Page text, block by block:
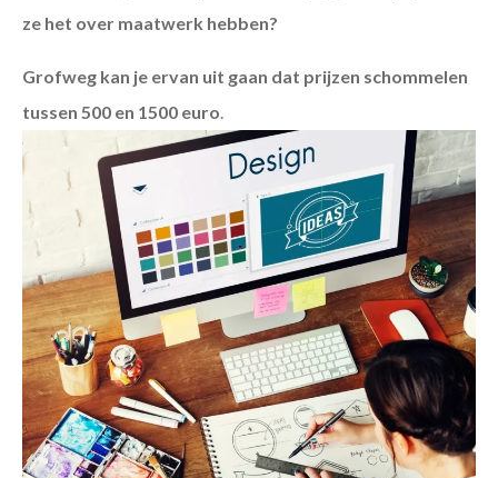
ze het over maatwerk hebben?
Grofweg kan je ervan uit gaan dat prijzen schommelen
tussen 500 en 1500 euro.